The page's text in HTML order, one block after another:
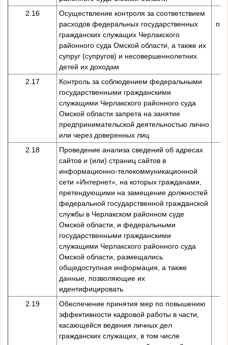
2.16
Осуществление контроля за соответствием
расходов федеральных государственных
гражданских служащих Черлакского
районного суда Омской области, а также их
супруг (супругов) и несовершеннолетних
детей их доходам
2.17
Контроль за соблюдением федеральными
государственными гражданскими
служащими Черлакского районного суда
Омской области запрета на занятие
предпринимательской деятельностью лично
или через доверенных лиц
2.18
Проведение анализа сведений об адресах
сайтов и (или) страниц сайтов в
информационно-телекоммуникационной
сети «Интернет», на которых гражданами,
претендующими на замещение должностей
федеральной государственной гражданской
службы в Черлакском районном суде
Омской области, и федеральными
государственными гражданскими
служащими Черлакского районного суда
Омской области, размещались
общедоступная информация, а также
данные, позволяющие их
идентифицировать
2.19
Обеспечение принятия мер по повышению
эффективности кадровой работы в части,
касающейся ведения личных дел
гражданских служащих, в том числе